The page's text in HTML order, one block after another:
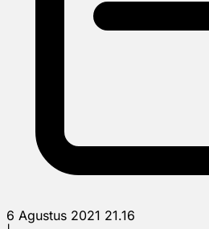
6 Agustus 2021 21.16